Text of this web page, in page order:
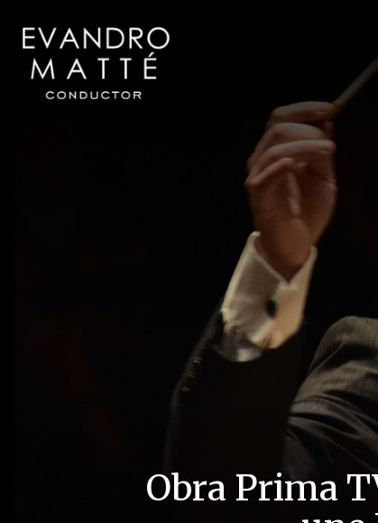
Obra Prima